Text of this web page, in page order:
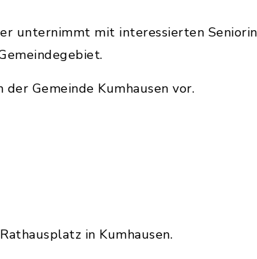
unternimmt mit interessierten
Gemeinde Kumhausen vor.
in Kumhausen.